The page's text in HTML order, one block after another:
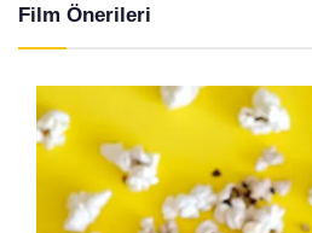
Film Önerileri